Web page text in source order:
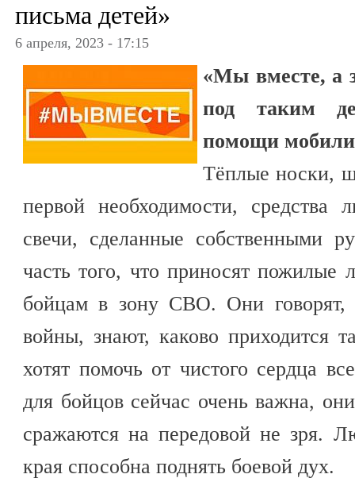
письма детей»
6 апреля, 2023 - 17:15
«Мы вместе, а
под таким
помощи
Тёплые носки,
первой необходимости, средства
свечи, сделанные собственными
часть того, что приносят
бойцам в зону СВО. Они говорят,
войны, знают, каково приходится
хотят помочь от чистого сердца
для бойцов сейчас очень важна,
сражаются на передовой не зря.
края способна поднять боевой дух.